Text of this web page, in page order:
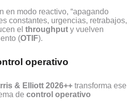
en modo reactivo, “apagando
constantes, urgencias, retrabajos,
el throughput y vuelven
(OTIF).
operativo
& Elliott 2026++ transforma ese
de control operativo